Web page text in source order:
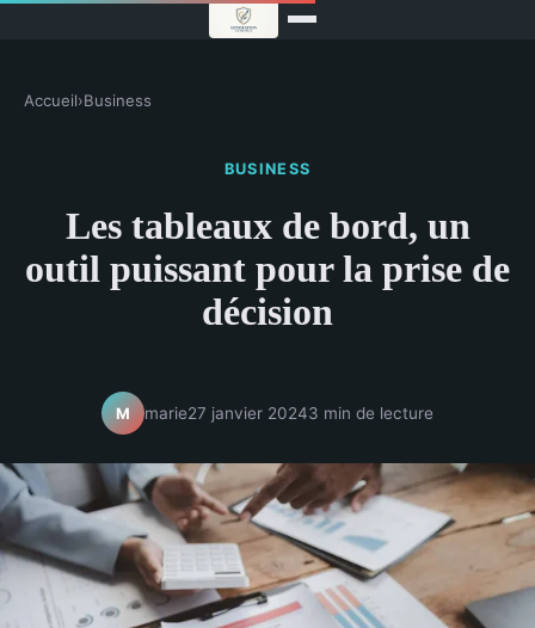
Accueil›Business
BUSINESS
Les tableaux de bord, un
outil puissant pour la prise de
décision
M marie27 janvier 20243 min de lecture